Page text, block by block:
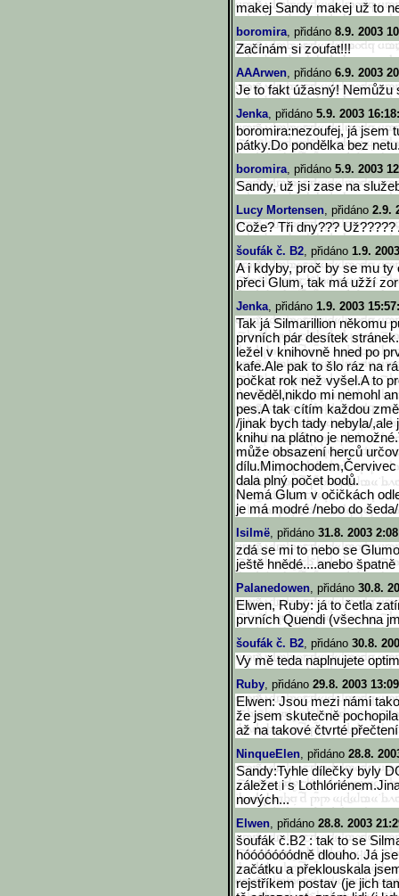
makej Sandy makej už to
boromira, přidáno 8.9. 2003
Začínám si zoufat!!!
AAArwen, přidáno 6.9. 2003
Je to fakt úžasný! Nemůžu
Jenka, přidáno 5.9. 2003
boromira:nezoufej, já jsem
pátky.Do pondělka bez
boromira, přidáno 5.9. 2003
Sandy, už jsi zase na
Lucy Mortensen, přidáno 2.9.
Cože? Tři dny???
šoufák č. B2, přidáno 1.9.
A i kdyby, proč by se mu
přeci Glum, tak má užží
Jenka, přidáno 1.9. 2003
Tak já Silmarillion někomu
prvních pár desítek
ležel v knihovně hned po
kafe.Ale pak to šlo ráz na
počkat rok než vyšel.A to
nevěděl,nikdo mi nemohl
pes.A tak cítím každou
/jinak bych tady nebyla/
knihu na plátno je
může obsazení herců
dala plný počet bodů.
Nemá Glum v očičkách
je má modré /nebo do
Isilmë, přidáno 31.8. 2003
zdá se mi to nebo se
ještě hnědé....anebo
Palanedowen, přidáno 30.8.
Elwen, Ruby: já to četla
prvních Quendi (všechna
šoufák č. B2, přidáno 30.8.
Vy mě teda naplnujete
Ruby, přidáno 29.8. 2003
Elwen: Jsou mezi námi
že jsem skutečně
až na takové čtvrté přečtení
NinqueElen, přidáno 28.8.
Sandy:Tyhle dílečky byly
záležet i s
nových...
Elwen, přidáno 28.8. 2003
šoufák č.B2 : tak to se
hóóóóóóódně dlouho. Já
začátku a překlouskala
rejstříkem postav (je jich